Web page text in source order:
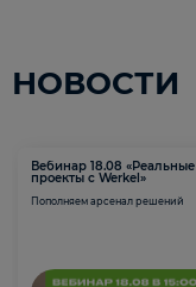
НОВОСТИ
Вебинар 18.08 «Реальные
проекты с Werkel»
Пополняем арсенал решений